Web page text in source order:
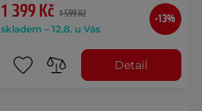
1 399 Kč 1 599 Kč
skladem – 12.8. u Vás
-13%
Detail